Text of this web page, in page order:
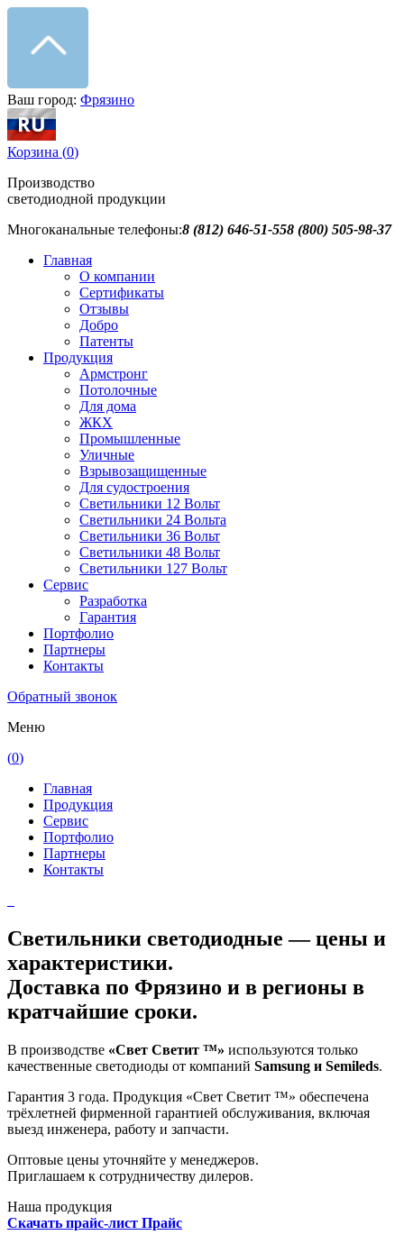
Ваш город: Фрязино
Корзина (0)
Производство
светодиодной продукции
Многоканальные телефоны:8 (812) 646-51-558 (800) 505-98-37
Главная
О компании
Сертификаты
Отзывы
Добро
Патенты
Продукция
Армстронг
Потолочные
Для дома
ЖКХ
Промышленные
Уличные
Взрывозащищенные
Для судостроения
Светильники 12 Вольт
Светильники 24 Вольта
Светильники 36 Вольт
Светильники 48 Вольт
Светильники 127 Вольт
Сервис
Разработка
Гарантия
Портфолио
Партнеры
Контакты
Обратный звонок
Меню
(0)
Главная
Продукция
Сервис
Портфолио
Партнеры
Контакты
Светильники светодиодные — цены и
характеристики.
Доставка по Фрязино и в регионы в
кратчайшие сроки.
В производстве «Свет Светит ™» используются только
качественные светодиоды от компаний Samsung и Semileds.
Гарантия 3 года. Продукция «Свет Светит ™» обеспечена
трёхлетней фирменной гарантией обслуживания, включая
выезд инженера, работу и запчасти.
Оптовые цены уточняйте у менеджеров.
Приглашаем к сотрудничеству дилеров.
Наша продукция
Скачать прайс-лист Прайс